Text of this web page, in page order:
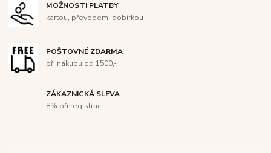
MOŽNOSTI PLATBY
kartou, převodem, dobírkou
POŠTOVNÉ ZDARMA
při nákupu od 1500,-
ZÁKAZNICKÁ SLEVA
8% při registraci